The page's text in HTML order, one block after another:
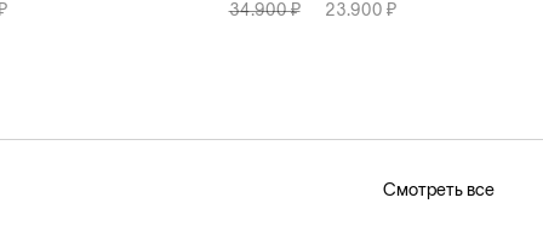
34.900 ₽ 23.900 ₽
Смотреть все